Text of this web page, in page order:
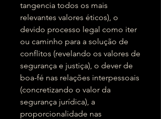
tangencia todos os mais
relevantes valores éticos), o
devido processo legal como iter
ou caminho para a solução de
conflitos (revelando os valores de
segurança e justiça), o dever de
boa-fé nas relações interpessoais
(concretizando o valor da
segurança jurídica), a
proporcionalidade nas